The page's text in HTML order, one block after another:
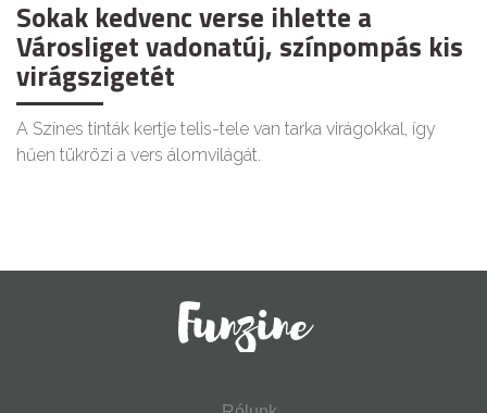
Sokak kedvenc verse ihlette a
Városliget vadonatúj, színpompás kis
virágszigetét
A Színes tinták kertje telis-tele van tarka virágokkal, így
hűen tükrözi a vers álomvilágát.